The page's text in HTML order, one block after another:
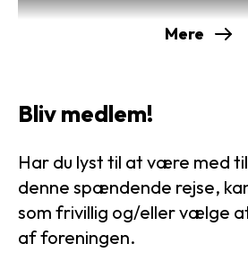
Mere
Bliv medlem!
Har du lyst til at være med
denne spændende rejse,
som frivillig og/eller vælge
af foreningen.